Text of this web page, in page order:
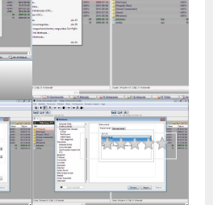
Rating 1 star
2 stars
3 stars
4 stars
5 stars